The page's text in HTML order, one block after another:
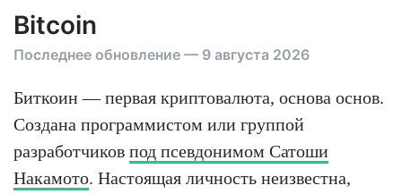
Bitcoin
Последнее обновление — 9 августа 2026
Биткоин — первая криптовалюта, основа основ.
Создана программистом или группой
разработчиков под псевдонимом Сатоши
Накамото. Настоящая личность неизвестна,